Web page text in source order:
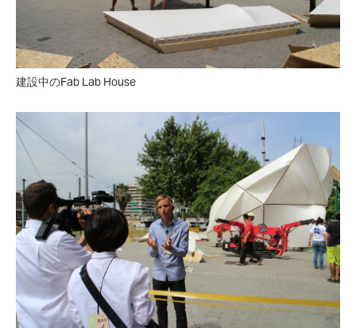
建設中のFab Lab House